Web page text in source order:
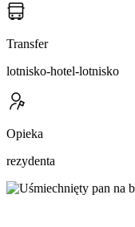
Transfer
lotnisko-hotel-lotnisko
Opieka
rezydenta